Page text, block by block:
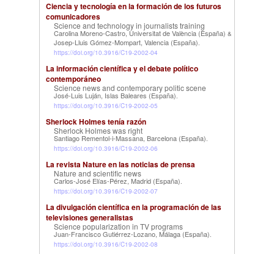
Ciencia y tecnología en la formación de los futuros
comunicadores
Science and technology in journalists training
Carolina Moreno-Castro, Universitat de València (España) &
Josep-Lluis Gómez-Mompart, Valencia (España).
https://doi.org/10.3916/C19-2002-04
La información científica y el debate político
contemporáneo
Science news and contemporary politic scene
José-Luis Luján, Islas Baleares (España).
https://doi.org/10.3916/C19-2002-05
Sherlock Holmes tenía razón
Sherlock Holmes was right
Santiago Rementol-i-Massana, Barcelona (España).
https://doi.org/10.3916/C19-2002-06
La revista Nature en las noticias de prensa
Nature and scientific news
Carlos-José Elías-Pérez, Madrid (España).
https://doi.org/10.3916/C19-2002-07
La divulgación científica en la programación de las
televisiones generalistas
Science popularization in TV programs
Juan-Francisco Gutiérrez-Lozano, Málaga (España).
https://doi.org/10.3916/C19-2002-08